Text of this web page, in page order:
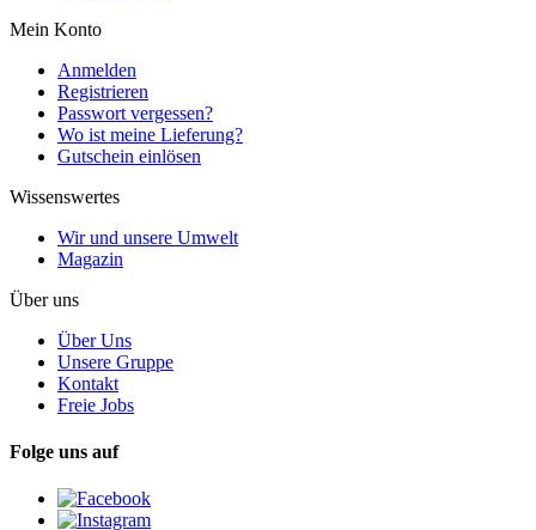
Mein Konto
Anmelden
Registrieren
Passwort vergessen?
Wo ist meine Lieferung?
Gutschein einlösen
Wissenswertes
Wir und unsere Umwelt
Magazin
Über uns
Über Uns
Unsere Gruppe
Kontakt
Freie Jobs
Folge uns auf